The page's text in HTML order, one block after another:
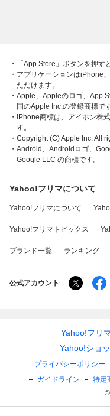
・「App Store」ボタンを押す
・アプリケーションはiPhone
ただけます。
・Apple、Appleのロゴ、App
国のApple Inc.の登録商標です
・iPhone商標は、アイホン株
す。
・Copyright (C) Apple Inc. All
・Android、Androidロゴ、
Google LLC の商標です。
Yahoo!フリマについて
Yahoo!フリマについて
Yahoo!フリマトピックス
ブランド一覧 ランキング
公式アカウント
Yahoo!フリ
Yahoo!ショ
プライバシーポリシー
ガイドライン
特定
©